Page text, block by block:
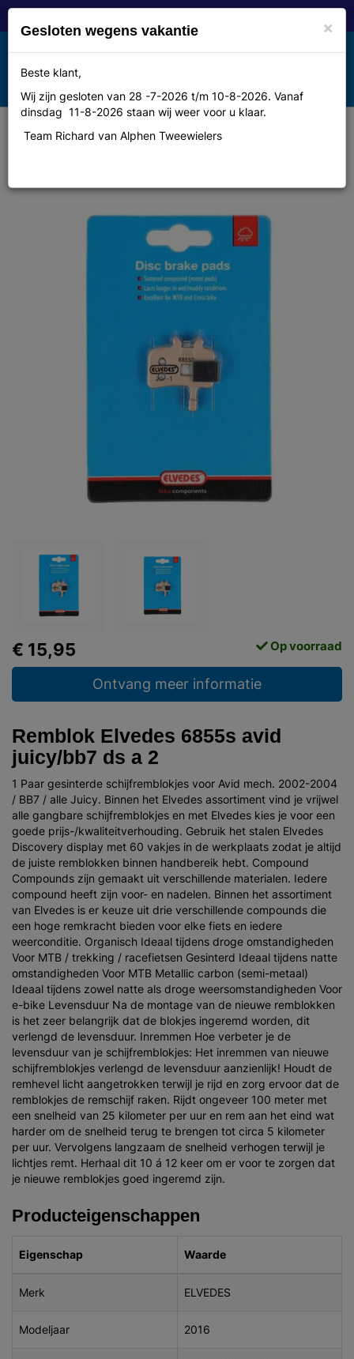
Toggle
navigation
MENU
Remblok Elvedes 6855s avid
€ 15,95 Op voorraad
Ontvang meer informatie
Remblok Elvedes 6855s avid
juicy/bb7 ds a 2
1 Paar gesinterde schijfremblokjes voor Avid mech. 2002-2004
/ BB7 / alle Juicy. Binnen het Elvedes assortiment vind je vrijwel
alle gangbare schijfremblokjes en met Elvedes kies je voor een
goede prijs-/kwaliteitverhouding. Gebruik het stalen Elvedes
Discovery display met 60 vakjes in de werkplaats zodat je altijd
de juiste remblokken binnen handbereik hebt. Compound
Compounds zijn gemaakt uit verschillende materialen. Iedere
compound heeft zijn voor- en nadelen. Binnen het assortiment
van Elvedes is er keuze uit drie verschillende compounds die
een hoge remkracht bieden voor elke fiets en iedere
weerconditie. Organisch Ideaal tijdens droge omstandigheden
Voor MTB / trekking / racefietsen Gesinterd Ideaal tijdens natte
omstandigheden Voor MTB Metallic carbon (semi-metaal)
Ideaal tijdens zowel natte als droge weersomstandigheden Voor
e-bike Levensduur Na de montage van de nieuwe remblokken
is het zeer belangrijk dat de blokjes ingeremd worden, dit
verlengd de levensduur. Inremmen Hoe verbeter je de
levensduur van je schijfremblokjes: Het inremmen van nieuwe
schijfremblokjes verlengd de levensduur aanzienlijk! Houdt de
remhevel licht aangetrokken terwijl je rijd en zorg ervoor dat de
remblokjes de remschijf raken. Rijdt ongeveer 100 meter met
een snelheid van 25 kilometer per uur en rem aan het eind wat
harder om de snelheid terug te brengen tot circa 5 kilometer
per uur. Vervolgens langzaam de snelheid verhogen terwijl je
lichtjes remt. Herhaal dit 10 á 12 keer om er voor te zorgen dat
je nieuwe remblokjes goed ingeremd zijn.
Producteigenschappen
Eigenschap Waarde
Merk ELVEDES
Modeljaar 2016
×
Gesloten wegens vakantie
Beste klant,
Wij zijn gesloten van 28 -7-2026 t/m 10-8-2026. Vanaf
dinsdag 11-8-2026 staan wij weer voor u klaar.
Team Richard van Alphen Tweewielers